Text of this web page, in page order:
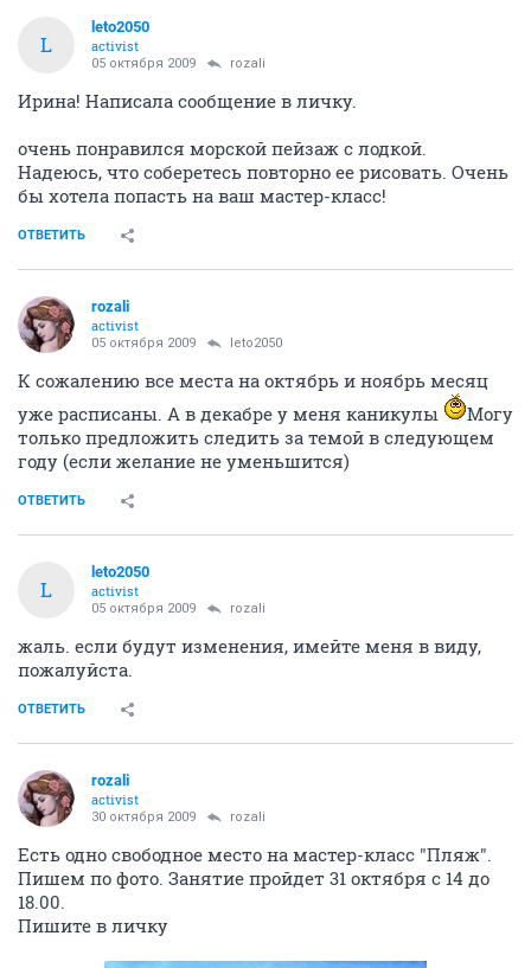
L
leto2050
activist
05 октября 2009 rozali
Ирина! Написала сообщение в личку.
очень понравился морской пейзаж с лодкой.
Надеюсь, что соберетесь повторно ее рисовать. Очень
бы хотела попасть на ваш мастер-класс!
ОТВЕТИТЬ
rozali
activist
05 октября 2009 leto2050
К сожалению все места на октябрь и ноябрь месяц
уже расписаны. А в декабре у меня каникулы
Могу
только предложить следить за темой в следующем
году (если желание не уменьшится)
ОТВЕТИТЬ
L
leto2050
activist
05 октября 2009 rozali
жаль. если будут изменения, имейте меня в виду,
пожалуйста.
ОТВЕТИТЬ
rozali
activist
30 октября 2009 rozali
Есть одно свободное место на мастер-класс "Пляж".
Пишем по фото. Занятие пройдет 31 октября с 14 до
18.00.
Пишите в личку